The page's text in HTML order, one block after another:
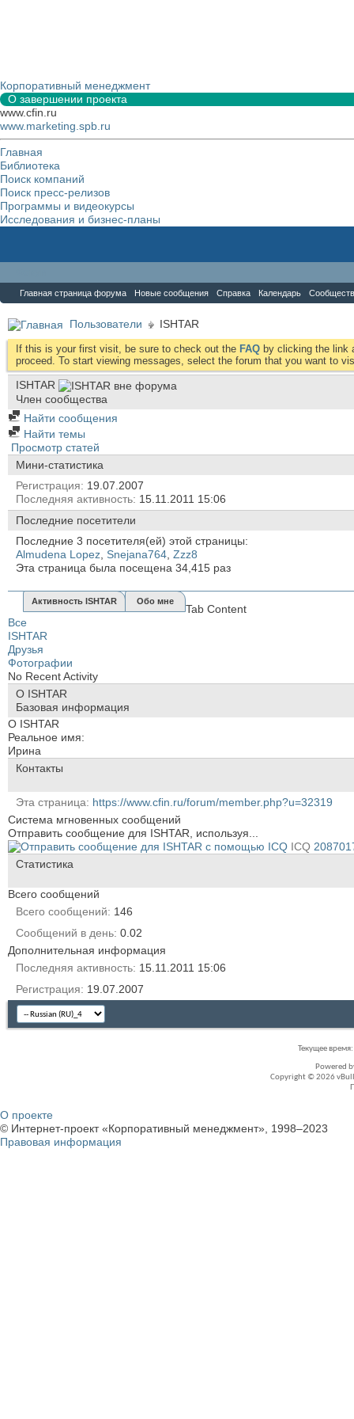
Корпоративный менеджмент
О завершении проекта
www.cfin.ru
www.marketing.spb.ru
Главная
Библиотека
Поиск компаний
Поиск пресс-релизов
Программы и видеокурсы
Исследования и бизнес-планы
Главная страница форума Новые сообщения Справка Календарь
Пользователи ISHTAR
If this is your first visit, be sure to check out the FAQ by clicking the link
proceed. To start viewing messages, select the forum that you want to
ISHTAR
Член сообщества
Найти сообщения
Найти темы
Просмотр статей
Мини-статистика
Регистрация
19.07.2007
Последняя активность 15.11.2011 15:06
Последние посетители
Последние 3 посетителя(ей) этой страницы:
Almudena Lopez Snejana764 Zzz8
Эта страница была посещена 34,415 раз
Активность ISHTAR Обо мне
Tab Content
Все
ISHTAR
Друзья
Фотографии
No Recent Activity
О ISHTAR
Базовая информация
О ISHTAR
Реальное имя:
Ирина
Контакты
Эта страница
https://www.cfin.ru/forum/member.php?u=32319
Система мгновенных сообщений
Отправить сообщение для ISHTAR, используя...
ICQ
Статистика
Всего сообщений
Всего сообщений
146
Сообщений в день 0.02
Дополнительная информация
Последняя активность 15.11.2011 15:06
Регистрация
19.07.2007
Текущее время:
Powered
Copyright © 2026
О проекте
© Интернет-проект «Корпоративный менеджмент», 1998–2023
Правовая информация